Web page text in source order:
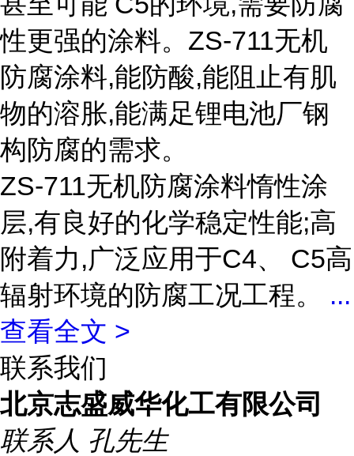
性更强的涂料。ZS-711无机
防腐涂料,能防酸,能阻止有肌
物的溶胀,能满足锂电池厂钢
构防腐的需求。
ZS-711无机防腐涂料惰性涂
层,有良好的化学稳定性能;高
附着力,广泛应用于C4、 C5高
辐射环境的防腐工况工程。 ...
查看全文 >
联系我们
北京志盛威华化工有限公司
联系人 孔先生